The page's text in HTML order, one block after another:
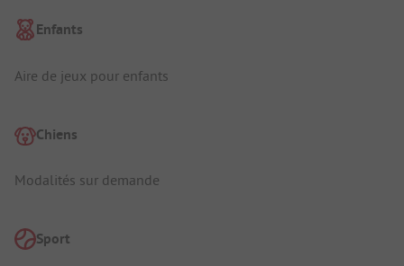
Enfants
Aire de jeux pour enfants
Chiens
Modalités sur demande
Sport